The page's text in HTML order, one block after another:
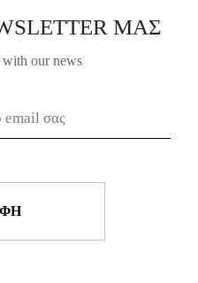
ΜΑΣ
with our news